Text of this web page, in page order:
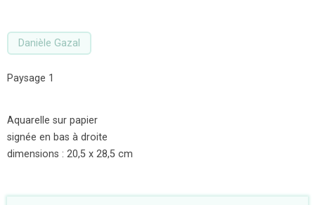
Danièle Gazal
Paysage 1
Aquarelle sur papier
signée en bas à droite
dimensions : 20,5 x 28,5 cm